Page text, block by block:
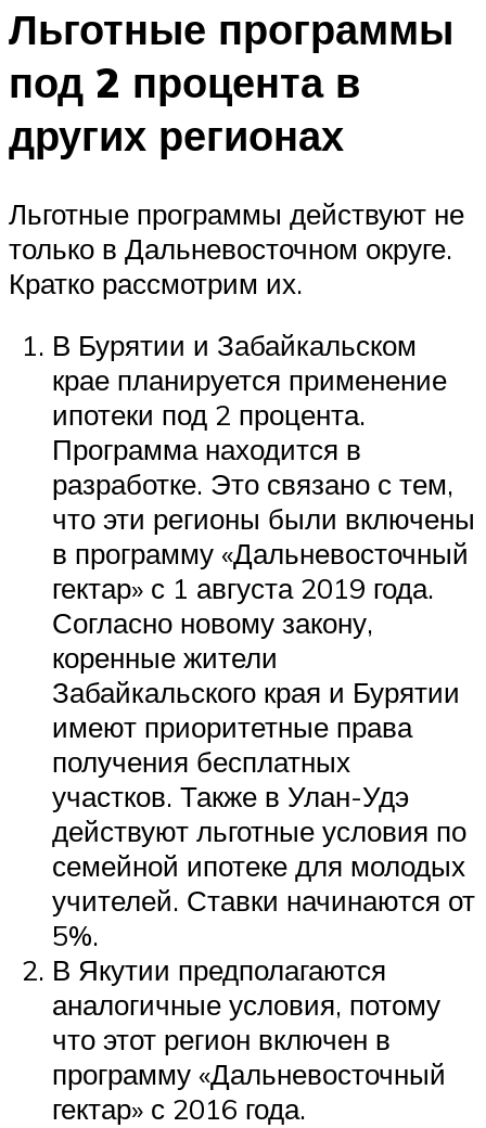
Льготные программы
под 2 процента в
других регионах
Льготные программы действуют не
только в Дальневосточном округе.
Кратко рассмотрим их.
В Бурятии и Забайкальском
крае планируется применение
ипотеки под 2 процента.
Программа находится в
разработке. Это связано с тем,
что эти регионы были включены
в программу «Дальневосточный
гектар» с 1 августа 2019 года.
Согласно новому закону,
коренные жители
Забайкальского края и Бурятии
имеют приоритетные права
получения бесплатных
участков. Также в Улан-Удэ
действуют льготные условия по
семейной ипотеке для молодых
учителей. Ставки начинаются от
5%.
В Якутии предполагаются
аналогичные условия, потому
что этот регион включен в
программу «Дальневосточный
гектар» с 2016 года.